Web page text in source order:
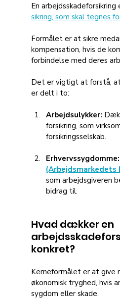
En arbejdsskadeforsikring
sikring, som skal tegnes
Formålet er at sikre
kompensation, hvis de
forbindelse med deres
Det er vigtigt at forstå,
er delt i to:
Arbejdsulykker:
forsikring, som
forsikringsselskab.
Erhvervssygdomme:
(Arbejdsmarkedets
som arbejdsgiveren
bidrag til.
Hvad dækker en
konkret?
Kerneformålet er at give
økonomisk tryghed, hvis
sygdom eller skade.